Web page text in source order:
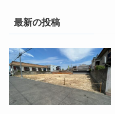
最新の投稿